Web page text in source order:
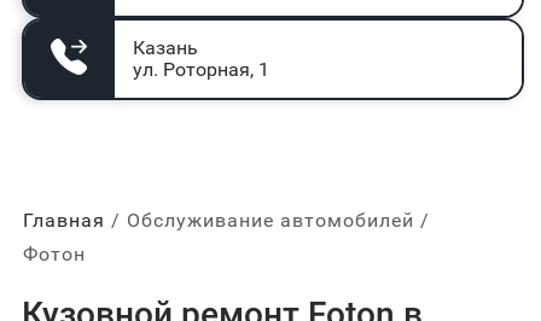
Казань
ул. Роторная, 1
Главная
Обслуживание автомобилей
Фотон